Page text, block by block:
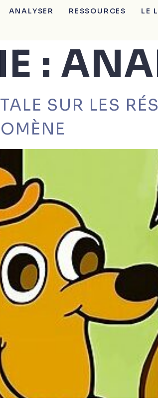
ANALYSER RESSOURCES LE
:
SUR LES